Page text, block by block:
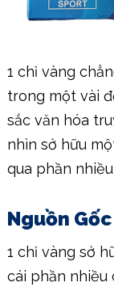
1 chỉ vàng
trong một vài
sắc văn hóa
nhìn sở hữu
qua phần
Nguồn
1 chỉ vàng sở
cái phần nhiều